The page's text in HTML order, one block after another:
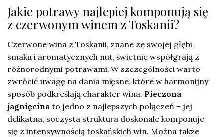
Jakie potrawy najlepiej komponują się
z czerwonym winem z Toskanii?
Czerwone wina z Toskanii, znane ze swojej głębi
smaku i aromatycznych nut, świetnie współgrają z
różnorodnymi potrawami. W szczególności warto
zwrócić uwagę na dania mięsne, które w harmonijny
sposób podkreślają charakter wina. Pieczona
jagnięcina to jedno z najlepszych połączeń – jej
delikatna, soczysta struktura doskonale komponuje
się z intensywnością toskańskich win. Można także